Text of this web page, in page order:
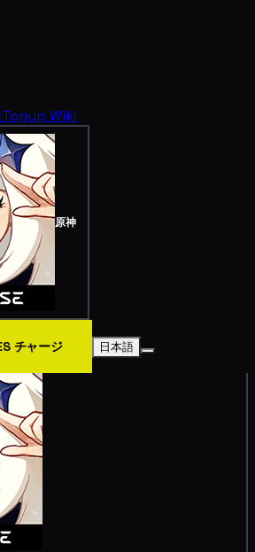
Wiki
原神
チャージ 日本語